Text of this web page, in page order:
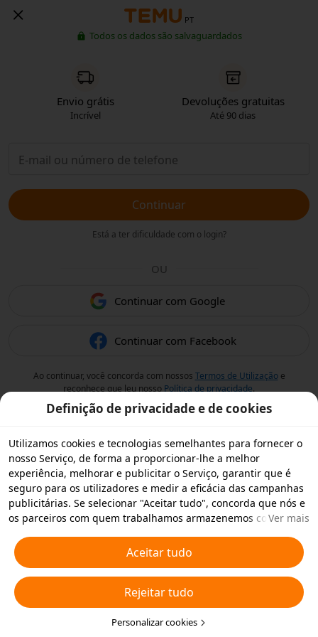
PT
Todos os dados são salvaguardados
Envio grátis
Incrível
Devoluções gratuitas
Até 90 dias
Continuar
Está a ter dificuldade com o login?
OU
Continuar com Google
Continuar com Facebook
Ao continuar, você concorda com nossos Termos de Utilizaçãoe
reconhece que leu nosso Política de privacidade.
Definição de privacidade e de cookies
Utilizamos cookies e tecnologias semelhantes para fornecer o
nosso Serviço, de forma a proporcionar-lhe a melhor
experiência, melhorar e publicitar o Serviço, garantir que é
seguro para os utilizadores e medir a eficácia das campanhas
publicitárias. Se selecionar "Aceitar tudo", concorda que nós e
os parceiros com quem trabalhamos armazenemos cookies e
publicitários. Também pode "Rejeitar todos" os cookies não
essenciais ou escolher os tipos de cookies que pretende
aceitar ou desativar clicando em "Personalizar cookies" abaixo
ou em qualquer altura nas suas definições de privacidade.
Para obter mais informações, consulte a nossaPolítica relativa
a Cookies e Tecnologias Semelhantes.
Ver mais
Aceitar tudo
Rejeitar tudo
Personalizar cookies